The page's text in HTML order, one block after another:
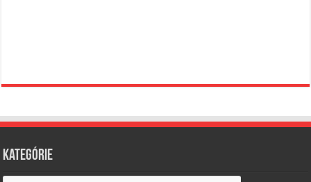
Kategórie